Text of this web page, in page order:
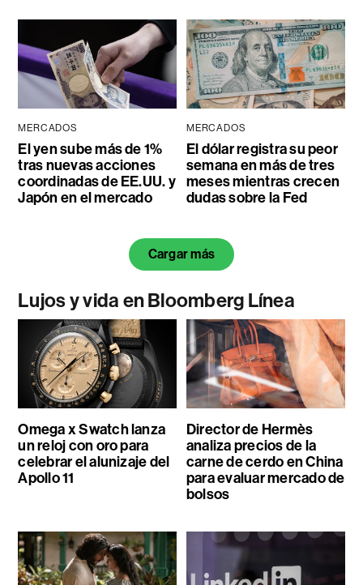
MERCADOS
El yen sube más de 1%
tras nuevas acciones
coordinadas de EE.UU. y
Japón en el mercado
MERCADOS
El dólar registra su peor
semana en más de tres
meses mientras crecen
dudas sobre la Fed
Cargar más
Lujos y vida en Bloomberg Línea
Omega x Swatch lanza
un reloj con oro para
celebrar el alunizaje del
Apollo 11
Director de Hermès
analiza precios de la
carne de cerdo en China
para evaluar mercado de
bolsos